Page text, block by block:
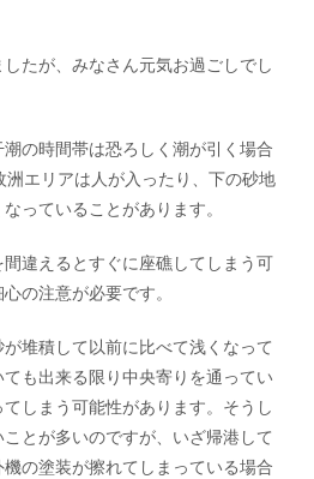
リンク集
Link
たが、みなさん元気お過ごしでし
の時間帯は恐ろしく潮が引く場合
エリアは人が入ったり、下の砂地
っていることがあります。
違えるとすぐに座礁してしまう可
の注意が必要です。
堆積して以前に比べて浅くなって
も出来る限り中央寄りを通ってい
しまう可能性があります。そうし
とが多いのですが、いざ帰港して
の塗装が擦れてしまっている場合